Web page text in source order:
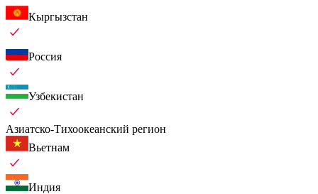
Кыргызстан
Россия
Узбекистан
Азиатско-Тихоокеанский регион
Вьетнам
Индия